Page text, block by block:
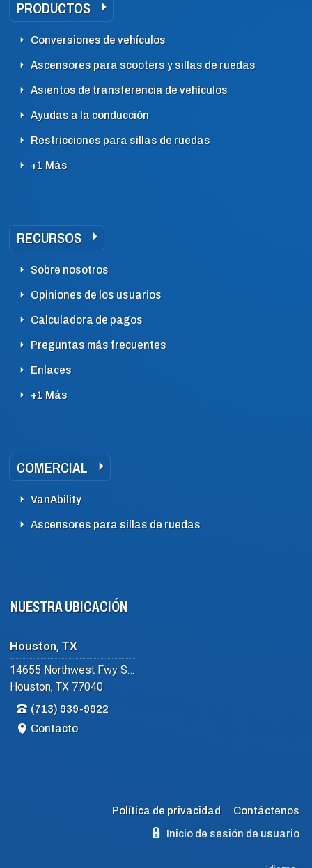
PRODUCTOS
Conversiones de vehículos
Ascensores para scooters y sillas de ruedas
Asientos de transferencia de vehículos
Ayudas a la conducción
Restricciones para sillas de ruedas
+1 Más
RECURSOS
Sobre nosotros
Opiniones de los usuarios
Calculadora de pagos
Preguntas más frecuentes
Enlaces
+1 Más
COMERCIAL
VanAbility
Ascensores para sillas de ruedas
NUESTRA UBICACIÓN
Houston, TX
14655 Northwest Fwy Suite #102
Houston, TX 77040
(713) 939-9922
Contacto
Política de privacidad
Contáctenos
Inicio de sesión de usuario